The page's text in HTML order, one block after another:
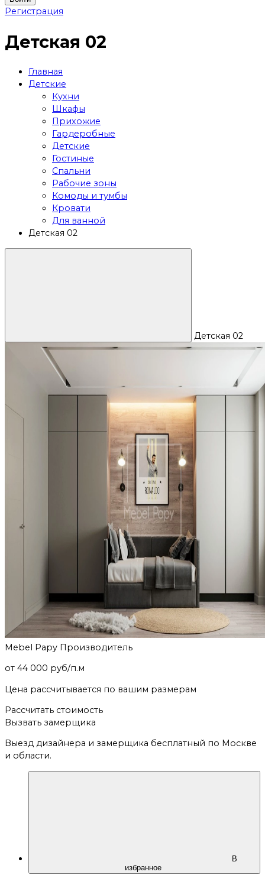
Регистрация
Детская 02
Главная
Детские
Кухни
Шкафы
Прихожие
Гардеробные
Детские
Гостиные
Спальни
Рабочие зоны
Комоды и тумбы
Кровати
Для ванной
Детская 02
Детская 02
Mebel Papy Производитель
от 44 000 руб/п.м
Цена рассчитывается по вашим размерам
Рассчитать стоимость
Вызвать замерщика
Выезд дизайнера и замерщика бесплатный по Москве
и области.
В
избранное